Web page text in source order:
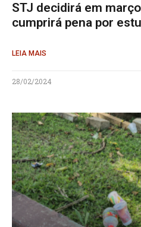
STJ decidirá em
cumprirá pena por
LEIA MAIS
28/02/2024